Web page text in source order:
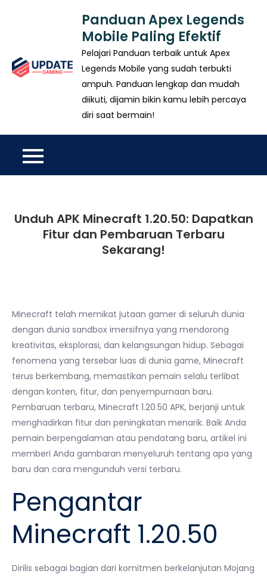
Panduan Apex Legends
Mobile Paling Efektif
Pelajari Panduan terbaik untuk Apex
Legends Mobile yang sudah terbukti
ampuh. Panduan lengkap dan mudah
diikuti, dijamin bikin kamu lebih percaya
diri saat bermain!
Unduh APK Minecraft 1.20.50: Dapatkan
Fitur dan Pembaruan Terbaru
Sekarang!
Minecraft telah memikat jutaan gamer di seluruh dunia
dengan dunia sandbox imersifnya yang mendorong
kreativitas, eksplorasi, dan kelangsungan hidup. Sebagai
fenomena yang tersebar luas di dunia game, Minecraft
terus berkembang, memastikan pemain selalu terlibat
dengan konten, fitur, dan penyempurnaan baru.
Pembaruan terbaru, Minecraft 1.20.50 APK, berjanji untuk
menghadirkan fitur dan peningkatan menarik. Baik Anda
pemain berpengalaman atau pendatang baru, artikel ini
memberi Anda gambaran menyeluruh tentang apa yang
baru dan cara mengunduh versi terbaru.
Pengantar
Minecraft 1.20.50
Dirilis sebagai bagian dari komitmen berkelanjutan Mojang